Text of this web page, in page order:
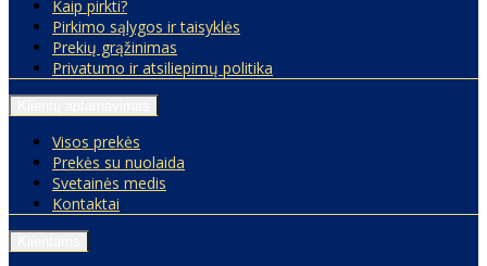
Kaip pirkti?
Pirkimo sąlygos ir taisyklės
Prekių grąžinimas
Privatumo ir atsiliepimų politika
Visos prekės
Prekės su nuolaida
Svetainės medis
Kontaktai